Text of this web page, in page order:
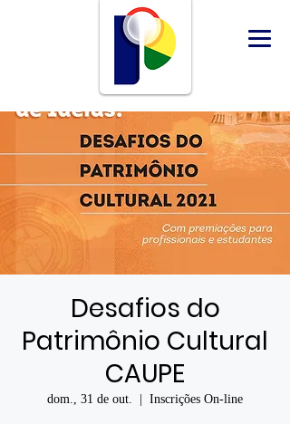
Desafios do
Patrimônio Cultural
CAUPE
dom., 31 de out. Inscrições On-line